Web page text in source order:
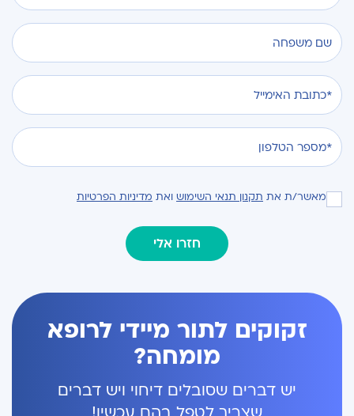
מאשר/ת את תקנון תנאי השימוש ואת מדיניות הפרטיות
זקוקים לתור מיידי לרופא
מומחה?
יש דברים שסובלים דיחוי ויש דברים